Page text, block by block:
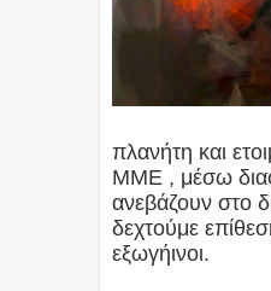
πλανήτη και
ΜΜΕ , μέσω
ανεβάζουν στο
δεχτούμε
εξωγήινοι.